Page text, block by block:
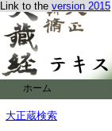
Link to the version 2015
ホーム
大正蔵検索